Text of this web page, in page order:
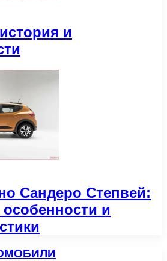
и
Сандеро Степвей:
и